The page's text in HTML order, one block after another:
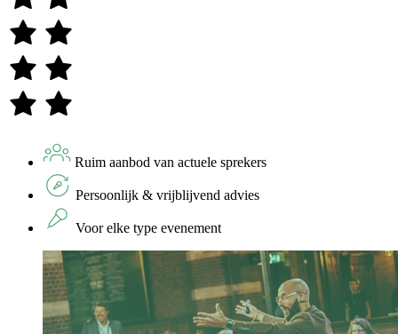
Ruim aanbod van actuele sprekers
Persoonlijk & vrijblijvend advies
Voor elke type evenement